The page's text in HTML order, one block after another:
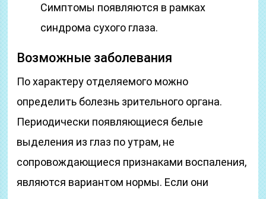
Симптомы появляются в рамках
синдрома сухого глаза.
Возможные заболевания
По характеру отделяемого можно
определить болезнь зрительного органа.
Периодически появляющиеся белые
выделения из глаз по утрам, не
сопровождающиеся признаками воспаления,
являются вариантом нормы. Если они